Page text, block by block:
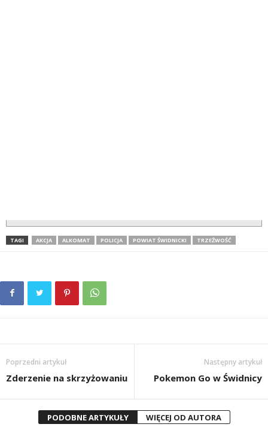
TAGI AKCJA ALKOMAT POLICJA POWIAT ŚWIDNICKI TRZEŹWOŚĆ
Poprzedni artykuł
Zderzenie na skrzyżowaniu
Następny artykuł
Pokemon Go w Świdnicy
PODOBNE ARTYKUŁY WIĘCEJ OD AUTORA